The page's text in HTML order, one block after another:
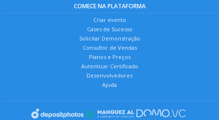
COMECE NA PLATAFORMA
Criar evento
Cases de Sucesso
Solicitar Demonstração
Consultor de Vendas
Planos e Preços
Autenticar Certificado
Desenvolvedores
Ajuda